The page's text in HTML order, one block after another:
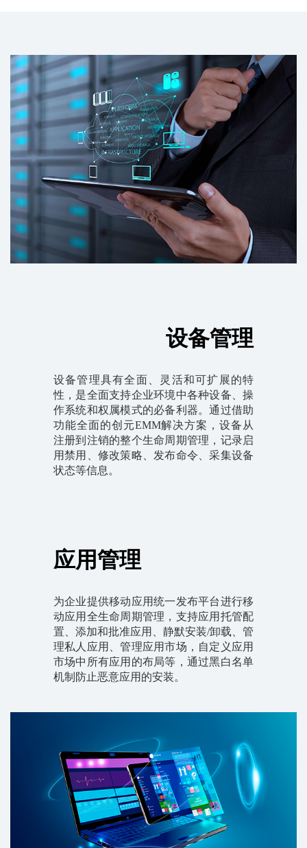
设备管理
设备管理具有全面、灵活和可扩展的特
性，是全面支持企业环境中各种设备、操
作系统和权属模式的必备利器。通过借助
功能全面的创元EMM解决方案，设备从
注册到注销的整个生命周期管理，记录启
用禁用、修改策略、发布命令、采集设备
状态等信息。
应用管理
为企业提供移动应用统一发布平台进行移
动应用全生命周期管理，支持应用托管配
置、添加和批准应用、静默安装/卸载、管
理私人应用、管理应用市场，自定义应用
市场中所有应用的布局等，通过黑白名单
机制防止恶意应用的安装。